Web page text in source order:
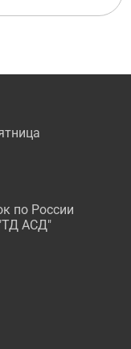
по России
АСД"